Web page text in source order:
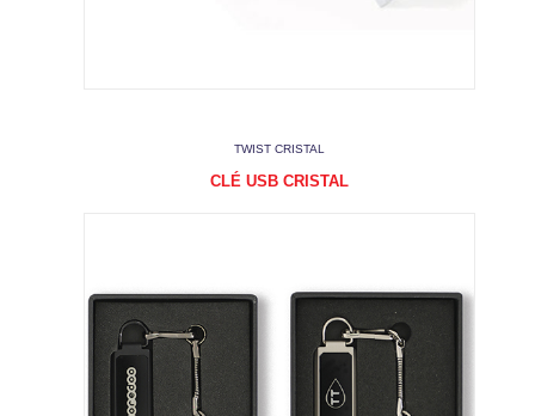
TWIST CRISTAL
CLÉ USB CRISTAL